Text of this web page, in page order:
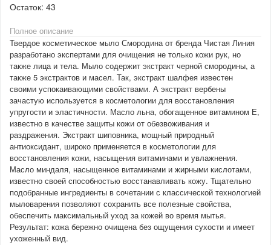
Остаток: 43
Полное описание
Твердое косметическое мыло Смородина от бренда Чистая Линия
разработано экспертами для очищения не только кожи рук, но
также лица и тела. Мыло содержит экстракт черной смородины, а
также 5 экстрактов и масел. Так, экстракт шалфея известен
своими успокаивающими свойствами. А экстракт вербены
зачастую используется в косметологии для восстановления
упругости и эластичности. Масло льна, обогащенное витамином Е,
известно в качестве защиты кожи от обезвоживания и
раздражения. Экстракт шиповника, мощный природный
антиоксидант, широко применяется в косметологии для
восстановления кожи, насыщения витаминами и увлажнения.
Масло миндаля, насыщенное витаминами и жирными кислотами,
известно своей способностью восстанавливать кожу. Тщательно
подобранные ингредиенты в сочетании с классической технологией
мыловарения позволяют сохранить все полезные свойства,
обеспечить максимальный уход за кожей во время мытья.
Результат: кожа бережно очищена без ощущения сухости и имеет
ухоженный вид.